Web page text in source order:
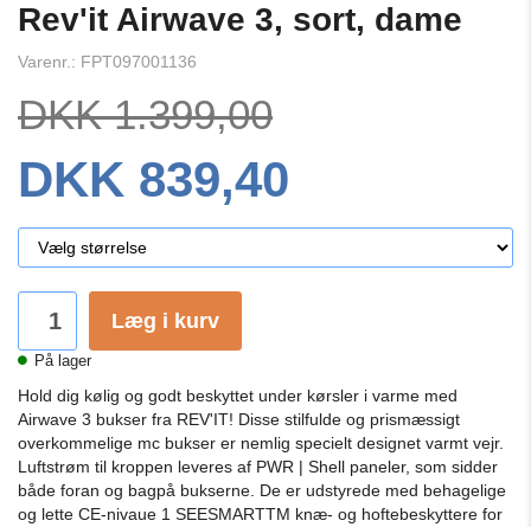
Rev'it Airwave 3, sort, dame
Varenr.: FPT097001136
DKK 1.399,00
DKK 839,40
Læg i kurv
På lager
Hold dig kølig og godt beskyttet under kørsler i varme med
Airwave 3 bukser fra REV'IT! Disse stilfulde og prismæssigt
overkommelige mc bukser er nemlig specielt designet varmt vejr.
Luftstrøm til kroppen leveres af PWR | Shell paneler, som sidder
både foran og bagpå bukserne. De er udstyrede med behagelige
og lette CE-nivaue 1 SEESMARTTM knæ- og hoftebeskyttere for